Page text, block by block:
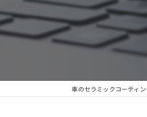
車のセラミックコーティ